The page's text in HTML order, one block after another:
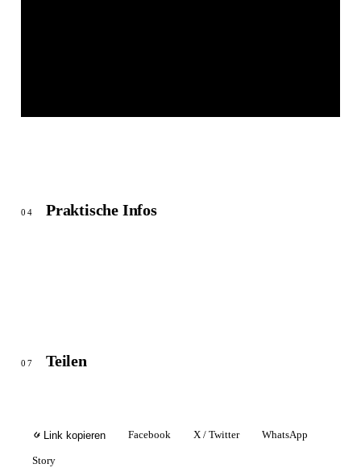
04 Praktische Infos
07 Teilen
Link kopieren Facebook X / Twitter WhatsApp
Story